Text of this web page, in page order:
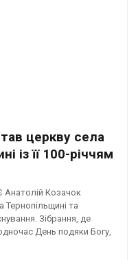
церкву села
із її 100-річчям
Козачок
Тернопільщині та
Зібрання, де
День подяки Богу,